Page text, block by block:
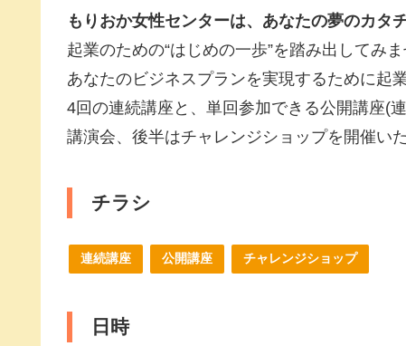
もりおか女性センターは、あなたの夢のカタ
起業のための“はじめの一歩”を踏み出してみま
あなたのビジネスプランを実現するために起
4回の連続講座と、単回参加できる公開講座(
講演会、後半はチャレンジショップを開催いた
チラシ
連続講座 公開講座 チャレンジショップ
日時